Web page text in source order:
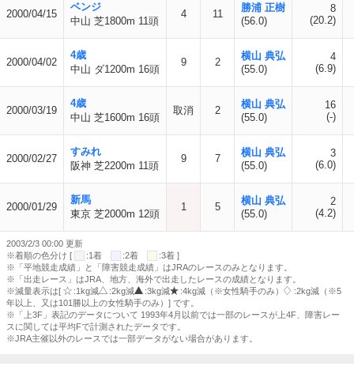
2000/04/15
ベンジ
中山 芝1800m 11頭
4 11
勝浦 正樹
(56.0)
8
(20.2)
2000/04/02
4歳
中山 ダ1200m 16頭
9 2
横山 典弘
(55.0)
4
(6.9)
2000/03/19
4歳
中山 芝1600m 16頭
取消 2
横山 典弘
(55.0)
16
(-)
2000/02/27
すみれ
阪神 芝2200m 11頭
9 7
横山 典弘
(55.0)
3
(6.0)
2000/01/29
新馬
東京 芝2000m 12頭
1 5
横山 典弘
(55.0)
2
(4.2)
2003/2/3 00:00 更新
※着順の色分け [
:1着 :2着
:3着 ]
※「平地競走成績」と「障害競走成績」はJRAのレースのみとなります。
※「出走レース」はJRA、地方、海外で出走したレースの成績となります。
※減量表示は[
:1kg減 :2kg減 :3kg減 :4kg減（※女性騎手のみ）
:2kg減（※5
年以上、又は101勝以上の女性騎手のみ）] です。
※「上3F」表記のデータについて 1993年4月以前では一部のレースが上4F、障害レー
スに関しては平均Fで計測されたデータです。
※JRA主催以外のレースでは一部データがない場合があります。